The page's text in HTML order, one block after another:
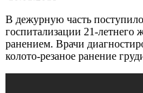
В дежурную часть
госпитализации 21-
ранением. Врачи
колото-резаное ранение